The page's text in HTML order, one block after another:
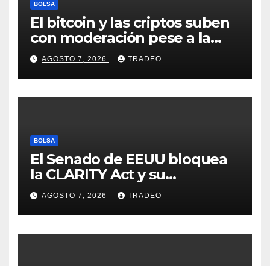
BOLSA
El bitcoin y las criptos suben
con moderación pese a la
incertidumbre en Oriente
Medio
AGOSTO 7, 2026 TRADEO
BOLSA
El Senado de EEUU bloquea
la CLARITY Act y su
aprobación en 2026 peligra
AGOSTO 7, 2026 TRADEO